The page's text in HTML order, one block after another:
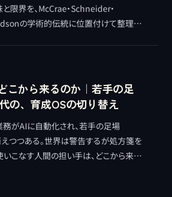
限界を、McCrae・Schneider・
の学術的伝統に位置付けて整理す
こから来るのか｜若手の足
の、育成OSの切り替え
務がAIに自動化され、若手の足場
つつある。世界は警告するが処方箋を
こなす人間の担い手は、どこから来る